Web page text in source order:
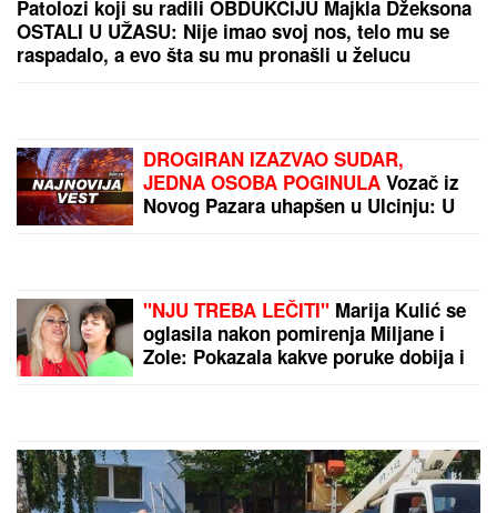
Patolozi koji su radili OBDUKCIJU Majkla Džeksona
OSTALI U UŽASU: Nije imao svoj nos, telo mu se
raspadalo, a evo šta su mu pronašli u želucu
DROGIRAN IZAZVAO SUDAR,
JEDNA OSOBA POGINULA Vozač iz
Novog Pazara uhapšen u Ulcinju: U
"NJU TREBA LEČITI" Marija Kulić se
oglasila nakon pomirenja Miljane i
Zole: Pokazala kakve poruke dobija i